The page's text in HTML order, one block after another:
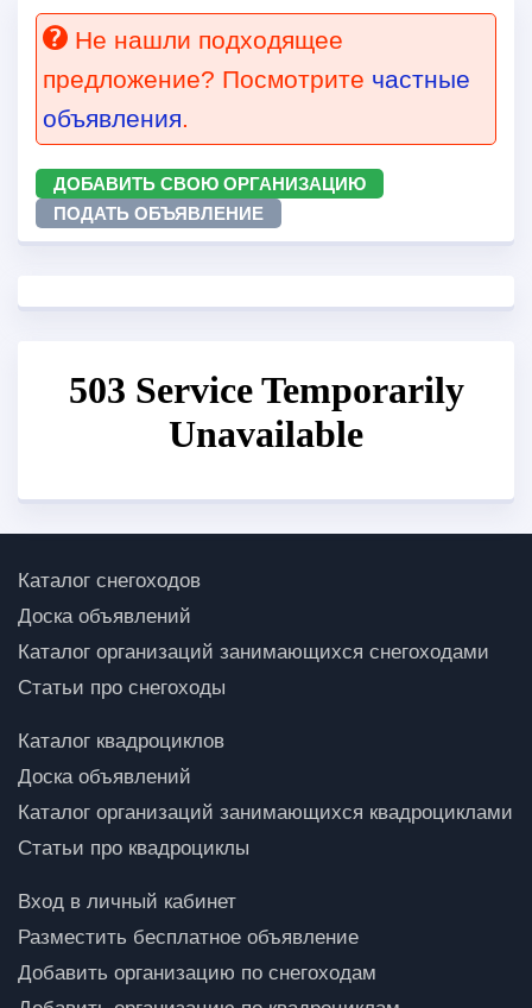
Не нашли подходящее
предложение? Посмотрите частные
объявления.
ДОБАВИТЬ СВОЮ ОРГАНИЗАЦИЮ
ПОДАТЬ ОБЪЯВЛЕНИЕ
Каталог снегоходов
Доска объявлений
Каталог организаций занимающихся снегоходами
Статьи про снегоходы
Каталог квадроциклов
Доска объявлений
Каталог организаций занимающихся квадроциклами
Статьи про квадроциклы
Вход в личный кабинет
Разместить бесплатное объявление
Добавить организацию по снегоходам